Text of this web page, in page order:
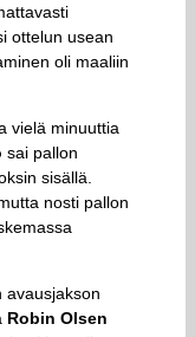
ottelun usean
oli maaliin
vielä minuuttia
sai pallon
sisällä.
nosti pallon
avausjakson
Robin Olsen